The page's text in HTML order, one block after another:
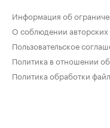
Информация об
О соблюдении авторских
Пользовательское
Политика в отношении
Политика обработки